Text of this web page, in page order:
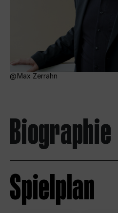
Max Zerrahn
Biographie
Spielplan